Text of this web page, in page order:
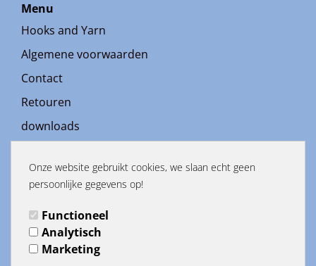
Menu
Hooks and Yarn
Algemene voorwaarden
Contact
Retouren
downloads
Openingstijden:
Dinsdag 13:00-18:00
Woensdag 11:00-18:00
Donderdag 11:00-18:00
Onze website gebruikt cookies, we slaan echt geen
persoonlijke gegevens op!
Functioneel
Analytisch
Marketing